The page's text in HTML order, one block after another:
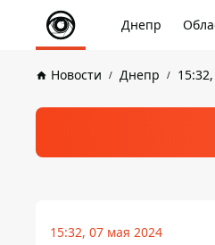
Днепр
Новости Днепр
15:32, 07 мая 2024